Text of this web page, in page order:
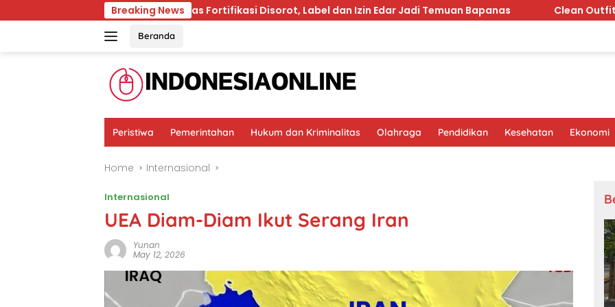
to
Breaking News
Beras Fortifikasi Disorot, Label dan Izin Edar Jadi Temuan Bapanas Clean Outfit 2026
Beranda
Peristiwa Pemerintahan Hukum dan Kriminalitas Olahraga Pendidikan Kesehatan Ekonomi
Home Internasional
Internasional
UEA Diam-Diam Ikut Serang Iran
Yunan
May 12, 2026